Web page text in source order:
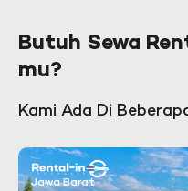
Butuh Sewa
mu?
Kami Ada Di
Jawa Barat